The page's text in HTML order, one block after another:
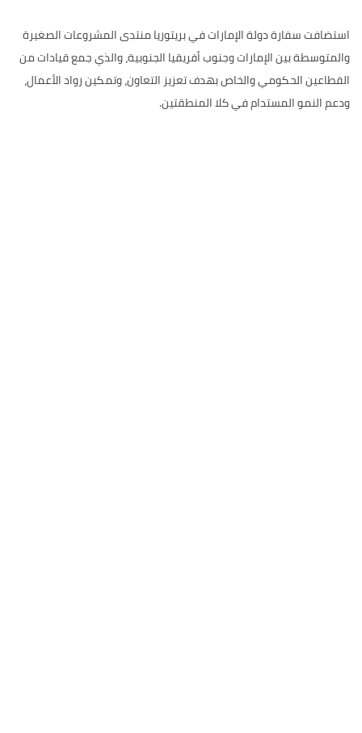
استضافت سفارة دولة الإمارات في بريتوريا منتدى المشروعات الصغيرة
والمتوسطة بين الإمارات وجنوب أفريقيا الجنوبية، والذي جمع قيادات من
القطاعين الحكومي والخاص بهدف تعزيز التعاون، وتمكين رواد الأعمال،
ودعم النمو المستدام في كلا المنطقتين.